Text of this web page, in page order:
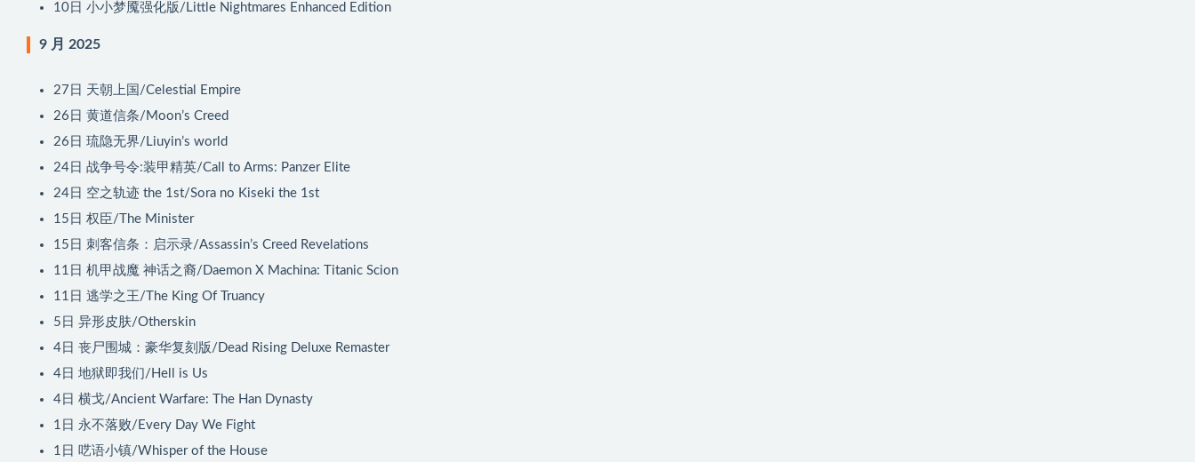
10日 小小梦魇强化版/Little Nightmares Enhanced Edition
9 月 2025
27日 天朝上国/Celestial Empire
26日 黄道信条/Moon’s Creed
26日 琉隐无界/Liuyin’s world
24日 战争号令:装甲精英/Call to Arms: Panzer Elite
24日 空之轨迹 the 1st/Sora no Kiseki the 1st
15日 权臣/The Minister
15日 刺客信条：启示录/Assassin’s Creed Revelations
11日 机甲战魔 神话之裔/Daemon X Machina: Titanic Scion
11日 逃学之王/The King Of Truancy
5日 异形皮肤/Otherskin
4日 丧尸围城：豪华复刻版/Dead Rising Deluxe Remaster
4日 地狱即我们/Hell is Us
4日 横戈/Ancient Warfare: The Han Dynasty
1日 永不落败/Every Day We Fight
1日 呓语小镇/Whisper of the House